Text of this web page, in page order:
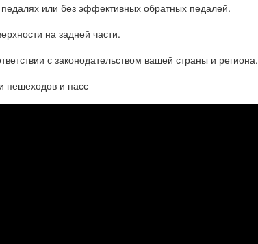
педалях или без эффективных обратных педалей.
на задней части.
с законодательством вашей страны и региона.
пешеходов и пасс